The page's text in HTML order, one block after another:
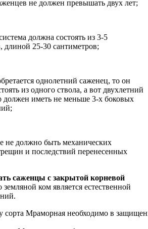
не должен превышать двух лет;
должна состоять из 3-5
длиной 25-30 сантиметров;
однолетний саженец, то он
из одного ствола, а вот двухлетний
должен иметь не меньше 3-х боковых
не должно быть механических
и последствий перенесенных
саженцы с закрытой корневой
земляной ком является естественной